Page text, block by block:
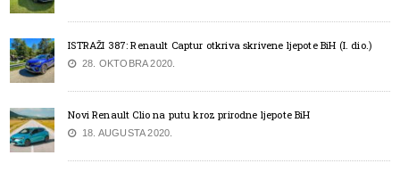
ISTRAŽI 387: Renault Captur otkriva skrivene ljepote BiH (I. dio.)
28. OKTOBRA 2020.
Novi Renault Clio na putu kroz prirodne ljepote BiH
18. AUGUSTA 2020.